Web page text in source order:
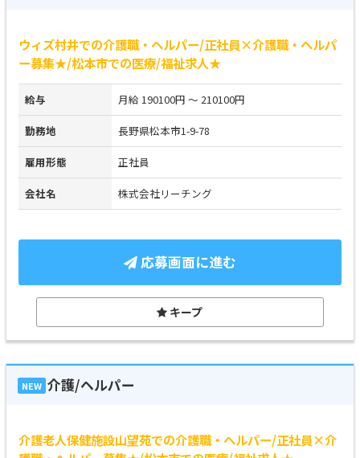
ウィズ村井での介護職・ヘルパー/正社員×介護職・ヘルパ
ー募集★/松本市での医療/福祉求人★
給与 月給 190100円 ～ 210100円
勤務地 長野県松本市1-9-78
雇用形態 正社員
会社名 株式会社リーチング
応募画面に進む
キープ
NEW 介護/ヘルパー
介護老人保健施設山望苑での介護職・ヘルパー/正社員×介